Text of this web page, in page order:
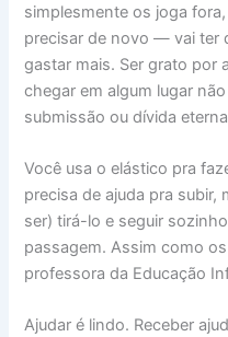
simplesmente os joga
precisar de novo — vai ter
gastar mais. Ser grato por
chegar em algum lugar
submissão ou dívida
Você usa o elástico pra
precisa de ajuda pra subir,
ser) tirá-lo e seguir
passagem. Assim como
professora da Educação
Ajudar é lindo. Receber